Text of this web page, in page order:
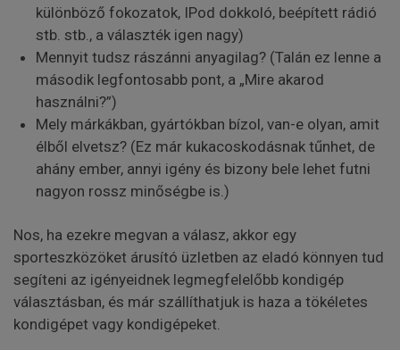
különböző fokozatok, IPod dokkoló, beépített rádió
stb. stb., a választék igen nagy)
Mennyit tudsz rászánni anyagilag? (Talán ez lenne a
második legfontosabb pont, a „Mire akarod
használni?”)
Mely márkákban, gyártókban bízol, van-e olyan, amit
élből elvetsz? (Ez már kukacoskodásnak tűnhet, de
ahány ember, annyi igény és bizony bele lehet futni
nagyon rossz minőségbe is.)
Nos, ha ezekre megvan a válasz, akkor egy
sporteszközöket árusító üzletben az eladó könnyen tud
segíteni az igényeidnek legmegfelelőbb kondigép
választásban, és már szállíthatjuk is haza a tökéletes
kondigépet vagy kondigépeket.